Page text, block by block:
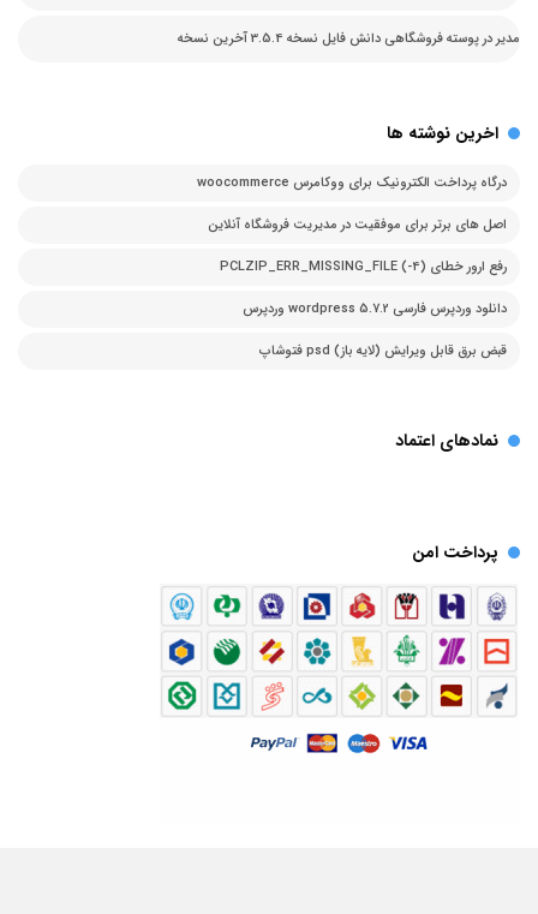
مدیردرپوسته فروشگاهی دانش فایل نسخه 3.5.4 آخرین نسخه
اخرین نوشته ها
درگاه پرداخت الکترونیک برای ووکامرس woocommerce
اصل های برتر برای موفقیت در مدیریت فروشگاه آنلاین
رفع ارور خطای PCLZIP_ERR_MISSING_FILE (-4)
دانلود وردپرس فارسی 5.7.2 wordpress وردپرس
قبض برق قابل ویرایش (لایه باز) psd فتوشاپ
نمادهای اعتماد
پرداخت امن